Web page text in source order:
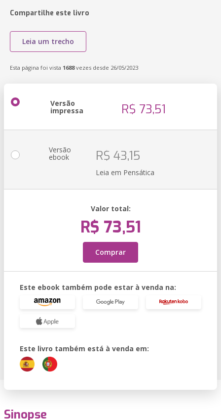
Compartilhe este livro
Leia um trecho
Esta página foi vista 1688vezes desde 26/05/2023
Versão
impressa R$ 73,51
Versão
ebook R$ 43,15
Leia em Pensática
Valor total:
R$ 73,51
Comprar
Este ebook também pode estar à venda na:
Este livro também está à venda em:
Sinopse